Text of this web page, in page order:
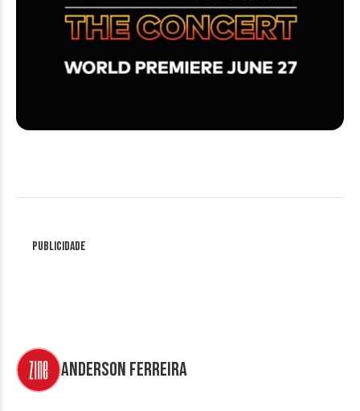
Publicidade
Anderson Ferreira